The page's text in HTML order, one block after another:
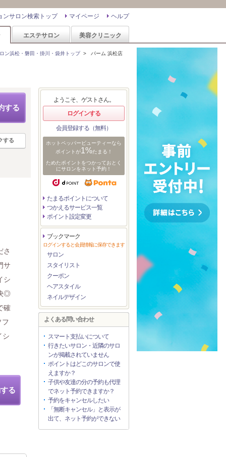
ヘルプ
マイページ
ンサロン検索トップ
エステサロン 美容クリニック
ン浜松・磐田・掛川・袋井トップ> パーム 浜松店
する
する
さ
サ
シ
◎
確
シ
る
ようこそ、ゲストさん。
ログインする
会員登録する（無料）
ホットペッパービューティーなら
ポイントが1%たまる！
ためたポイントをつかっておとく
にサロンをネット予約！
たまるポイントについて
つかえるサービス一覧
ポイント設定変更
ブックマーク
ログインすると会員情報に保存できます
サロン
スタイリスト
クーポン
ヘアスタイル
ネイルデザイン
よくある問い合わせ
スマート支払いについて
行きたいサロン・近隣のサロ
ンが掲載されていません
ポイントはどこのサロンで使
えますか？
子供や友達の分の予約も代理
でネット予約できますか？
予約をキャンセルしたい
「無断キャンセル」と表示が
出て、ネット予約ができない